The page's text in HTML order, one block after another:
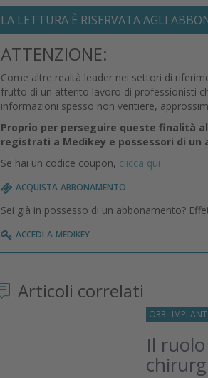
LA LETTURA È RISERVATA AGLI
ATTENZIONE:
Come altre realtà leader nei settori di
frutto di un attento lavoro di professionisti
informazioni spesso non veritiere,
Proprio per perseguire queste finalità
registrati a Medikey e possessori di un
Se hai un codice coupon, clicca qui
acquista abbonamento
Sei già in possesso di un abbonamento?
accedi a medikey
Articoli correlati
O33
Il